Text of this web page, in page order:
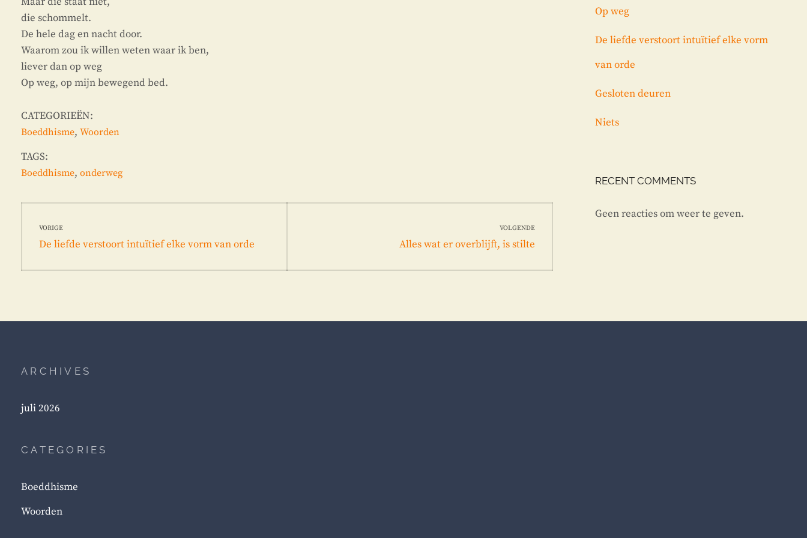
die schommelt.
De hele dag en nacht door.
Waarom zou ik willen weten waar ik ben,
liever dan op weg
Op weg, op mijn bewegend bed.
CATEGORIEËN:
Boeddhisme, Woorden
TAGS:
Boeddhisme, onderweg
navigatie
VORIGE
Vorig
De liefde verstoort intuïtief elke vorm van orde
VOLGENDE
Volgend
Alles wat er overblijft, is stilte
Op weg
De liefde verstoort intuïtief elke vorm
van orde
Gesloten deuren
Niets
RECENT COMMENTS
Geen reacties om weer te geven.
ARCHIVES
juli 2026
CATEGORIES
Boeddhisme
Woorden